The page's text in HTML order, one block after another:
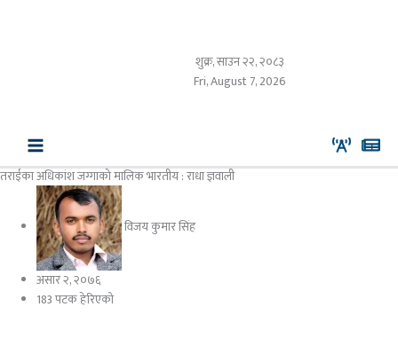
शुक्र, साउन २२, २०८३
Fri, August 7, 2026
तराईका अधिकांश जग्गाको मालिक भारतीय : राधा ज्ञवाली
विजय कुमार सिंह
असार २, २०७६
183 पटक हेरिएको